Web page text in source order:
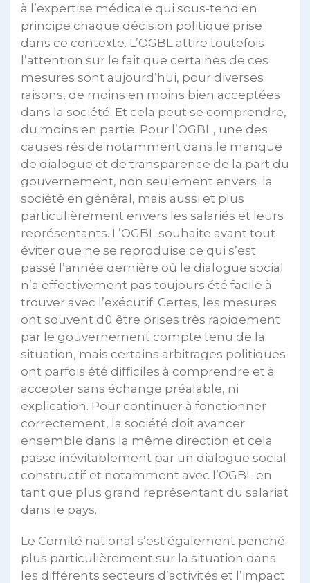
à l’expertise médicale qui sous-tend en
principe chaque décision politique prise
dans ce contexte. L’OGBL attire toutefois
l’attention sur le fait que certaines de ces
mesures sont aujourd’hui, pour diverses
raisons, de moins en moins bien acceptées
dans la société. Et cela peut se comprendre,
du moins en partie. Pour l’OGBL, une des
causes réside notamment dans le manque
de dialogue et de transparence de la part du
gouvernement, non seulement envers la
société en général, mais aussi et plus
particulièrement envers les salariés et leurs
représentants. L’OGBL souhaite avant tout
éviter que ne se reproduise ce qui s’est
passé l’année dernière où le dialogue social
n’a effectivement pas toujours été facile à
trouver avec l’exécutif. Certes, les mesures
ont souvent dû être prises très rapidement
par le gouvernement compte tenu de la
situation, mais certains arbitrages politiques
ont parfois été difficiles à comprendre et à
accepter sans échange préalable, ni
explication. Pour continuer à fonctionner
correctement, la société doit avancer
ensemble dans la même direction et cela
passe inévitablement par un dialogue social
constructif et notamment avec l’OGBL en
tant que plus grand représentant du salariat
dans le pays.
Le Comité national s’est également penché
plus particulièrement sur la situation dans
les différents secteurs d’activités et l’impact